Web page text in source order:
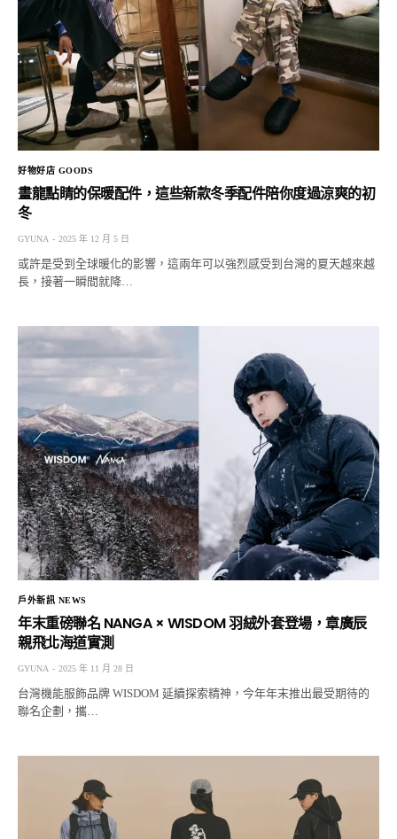
好物好店 GOODS
畫龍點睛的保暖配件，這些新款冬季配件陪你度過涼爽的初
冬
GYUNA 2025 年 12 月 5 日
或許是受到全球暖化的影響，這兩年可以強烈感受到台灣的夏天越來越
長，接著一瞬間就降…
戶外新訊 NEWS
年末重磅聯名 NANGA × WISDOM 羽絨外套登場，章廣辰
親飛北海道實測
GYUNA 2025 年 11 月 28 日
台灣機能服飾品牌 WISDOM 延續探索精神，今年年末推出最受期待的
聯名企劃，攜…